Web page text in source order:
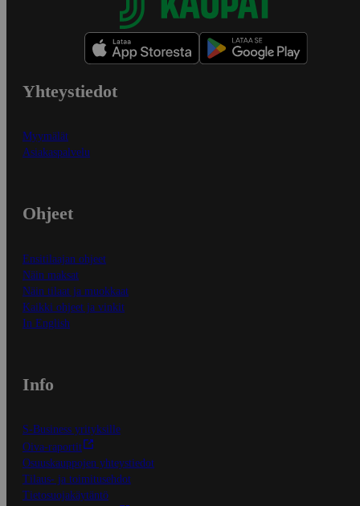
Yhteystiedot
Myymälät
Asiakaspalvelu
Ohjeet
Ensitilaajan ohjeet
Näin maksat
Näin tilaat ja muokkaat
Kaikki ohjeet ja vinkit
In English
Info
S-Business yrityksille
Oiva-raportit
Osuuskauppojen yhteystiedot
Tilaus- ja toimitusehdot
Tietosuojakäytäntö